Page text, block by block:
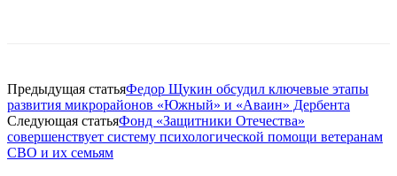
Предыдущая статьяФедор Щукин обсудил ключевые этапы
развития микрорайонов «Южный» и «Аваин» Дербента
Следующая статьяФонд «Защитники Отечества»
совершенствует систему психологической помощи ветеранам
СВО и их семьям